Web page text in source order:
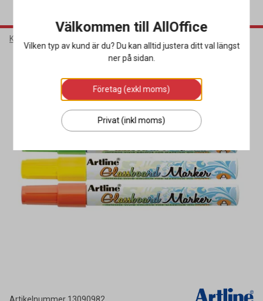
Kontorsmaterial
Välkommen till AllOffice
Vilken typ av kund är du? Du kan alltid justera ditt val längst
ner på sidan.
Företag (exkl moms)
Privat (inkl moms)